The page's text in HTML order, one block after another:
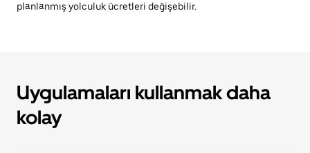
planlanmış yolculuk ücretleri değişebilir.
Uygulamaları kullanmak daha
kolay